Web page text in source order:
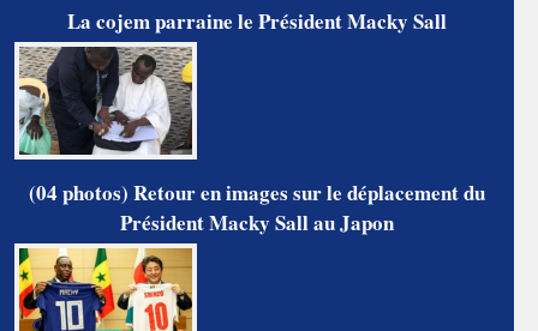
La cojem parraine le Président Macky Sall
(04 photos) Retour en images sur le déplacement du
Président Macky Sall au Japon